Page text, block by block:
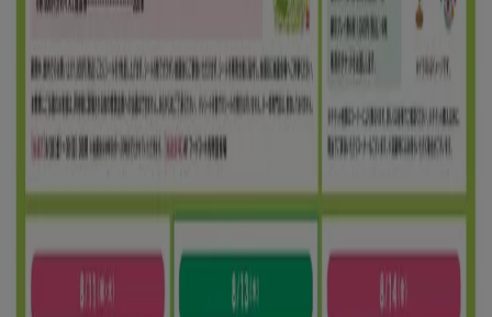
新規
ゆめタウン
トップディールと割引
新規